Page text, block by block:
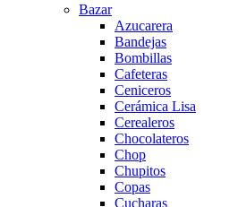
Bazar
Azucarera
Bandejas
Bombillas
Cafeteras
Ceniceros
Cerámica Lisa
Cerealeros
Chocolateros
Chop
Chupitos
Copas
Cucharas